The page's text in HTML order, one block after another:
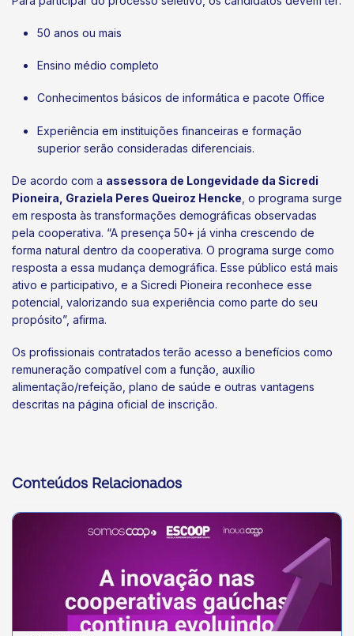
50 anos ou mais
Ensino médio completo
Conhecimentos básicos de informática e pacote Office
Experiência em instituições financeiras e formação
superior serão consideradas diferenciais.
De acordo com a assessora de Longevidade da Sicredi
Pioneira, Graziela Peres Queiroz Hencke , o programa surge
em resposta às transformações demográficas observadas
pela cooperativa. “A presença 50+ já vinha crescendo de
forma natural dentro da cooperativa. O programa surge como
resposta a essa mudança demográfica. Esse público está mais
ativo e participativo, e a Sicredi Pioneira reconhece esse
potencial, valorizando sua experiência como parte do seu
propósito”, afirma.
Os profissionais contratados terão acesso a benefícios como
remuneração compatível com a função, auxílio
alimentação/refeição, plano de saúde e outras vantagens
descritas na página oficial de inscrição.
Conteúdos Relacionados